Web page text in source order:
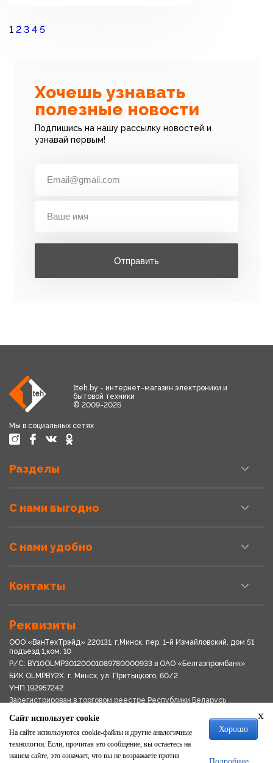
1 2 3 4 5
Хочешь узнавать
полезные новости
Подпишись на нашу рассылку новостей и
узнавай первым!
Отправить
1teh.by - интернет-магазин электроники и
бытовой техники
© 2009-2026
Мы в социальных сетях
Разделы
С нами выгодно
С нами удобно
Контакты
Реквизиты
ООО «ВанТехТрэйд» 220131, г.Минск, пер. 1-й Измайловский, дом 51
подъезд 1,ком. 10
Р/С: BY10OLMP30120001089780000933 в OАО «Белгазпромбанк»
БИК OLMPBY2X. г. Минск, ул. Притыцкого, 60/2
УНП 192957242
Зарегистрирован в торговом реестре Республики Беларусь
Свидетельство о регистрации № 192957242выдано 18.08.2017
Мингориспоплком
Политика обработки персональных данных
Положение о системе видеонаблюдения
x
Сайт использует cookie
На сайте используются cookie-файлы и другие аналогичные
технологии. Если, прочитав это сообщение, вы остаетесь на
нашем сайте, это означает, что вы не возражаете против
Хорошо